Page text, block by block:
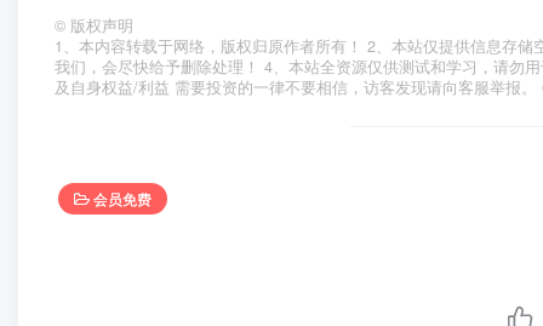
© 版权声明
1、本内容转载于网络，版权归原作者所有！ 2、本站仅提供信息存
我们，会尽快给予删除处理！ 4、本站全资源仅供测试和学习，请勿
及自身权益/利益 需要投资的一律不要相信，访客发现请向客服举报
会员免费